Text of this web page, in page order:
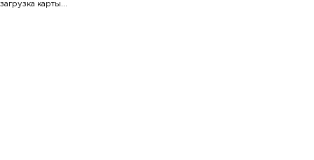
загрузка карты...